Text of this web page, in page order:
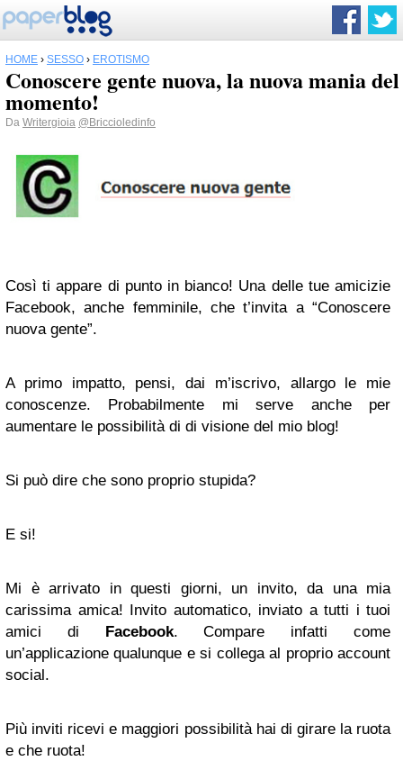
HOME › SESSO › EROTISMO
Conoscere gente nuova, la nuova mania del
momento!
Da Writergioia @Briccioledinfo
Così ti appare di punto in bianco! Una delle tue amicizie
Facebook, anche femminile, che t’invita a “Conoscere
nuova gente”.
A primo impatto, pensi, dai m’iscrivo, allargo le mie
conoscenze. Probabilmente mi serve anche per
aumentare le possibilità di di visione del mio blog!
Si può dire che sono proprio stupida?
E si!
Mi è arrivato in questi giorni, un invito, da una mia
carissima amica! Invito automatico, inviato a tutti i tuoi
amici di Facebook. Compare infatti come
un’applicazione qualunque e si collega al proprio account
social.
Più inviti ricevi e maggiori possibilità hai di girare la ruota
e che ruota!